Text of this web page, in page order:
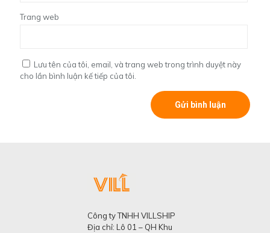
Trang web
Lưu tên của tôi, email, và trang web trong trình duyệt này
cho lần bình luận kế tiếp của tôi.
Công ty TNHH VILLSHIP
Địa chỉ: Lô 01 – QH Khu